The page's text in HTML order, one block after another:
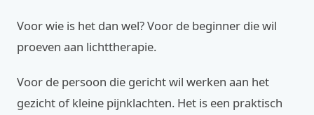
Voor wie is het dan wel? Voor de beginner die wil
proeven aan lichttherapie.
Voor de persoon die gericht wil werken aan het
gezicht of kleine pijnklachten. Het is een praktisch